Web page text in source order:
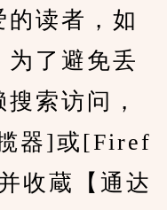
读者，如
为了避免丢
索访问，
器]或[Firef
收蔵【通达